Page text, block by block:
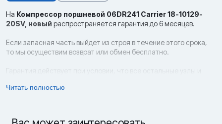
На Компрессор поршневой 06DR241 Carrier 18-10129-
20SV, новый распространяется гарантия до 6 месяцев.
Если запасная часть выйдет из строя в течение этого срока,
то мы осуществим возврат или обмен бесплатно.
Гарантия действует при условии, что все остальные узлы и
соблюдены правила эксплуатации, а также отсутствуют следы
Возврат и обмен новых запчастей возможен в срок до 14 дней с
Читать полностью